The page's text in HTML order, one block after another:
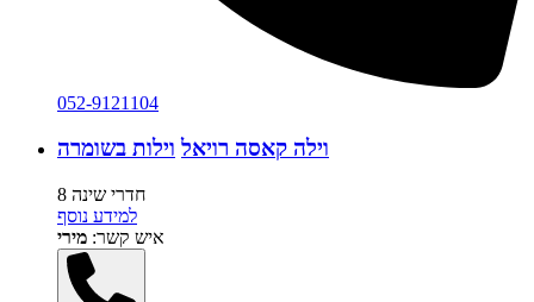
052-9121104
וילה קאסה רויאל וילות בשומרה
8 חדרי שינה
למידע נוסף
איש קשר: מירי